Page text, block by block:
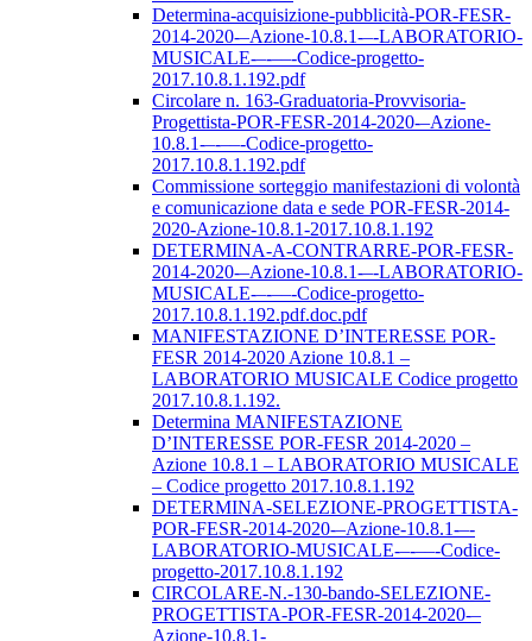
Determina-acquisizione-pubblicità-POR-FESR-
2014-2020-–Azione-10.8.1-–-LABORATORIO-
MUSICALE-–-––-Codice-progetto-
2017.10.8.1.192.pdf
Circolare n. 163-Graduatoria-Provvisoria-
Progettista-POR-FESR-2014-2020-–Azione-
10.8.1-–-––-Codice-progetto-
2017.10.8.1.192.pdf
Commissione sorteggio manifestazioni di volontà
e comunicazione data e sede POR-FESR-2014-
2020-Azione-10.8.1-2017.10.8.1.192
DETERMINA-A-CONTRARRE-POR-FESR-
2014-2020-–Azione-10.8.1-–-LABORATORIO-
MUSICALE-–-––-Codice-progetto-
2017.10.8.1.192.pdf.doc.pdf
MANIFESTAZIONE D’INTERESSE POR-
FESR 2014-2020 Azione 10.8.1 –
LABORATORIO MUSICALE Codice progetto
2017.10.8.1.192.
Determina MANIFESTAZIONE
D’INTERESSE POR-FESR 2014-2020 –
Azione 10.8.1 – LABORATORIO MUSICALE
– Codice progetto 2017.10.8.1.192
DETERMINA-SELEZIONE-PROGETTISTA-
POR-FESR-2014-2020-–Azione-10.8.1-–-
LABORATORIO-MUSICALE-–-––-Codice-
progetto-2017.10.8.1.192
CIRCOLARE-N.-130-bando-SELEZIONE-
PROGETTISTA-POR-FESR-2014-2020-–
Azione-10.8.1-